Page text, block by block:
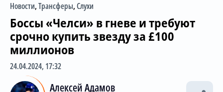
Новости,Трансферы,Слухи
Боссы «Челси» в гневе и требуют
срочно купить звезду за £100
миллионов
24.04.2024, 17:32
Алексей Адамов
Чат
Трансферы
Слухи
История Челси
Статистика